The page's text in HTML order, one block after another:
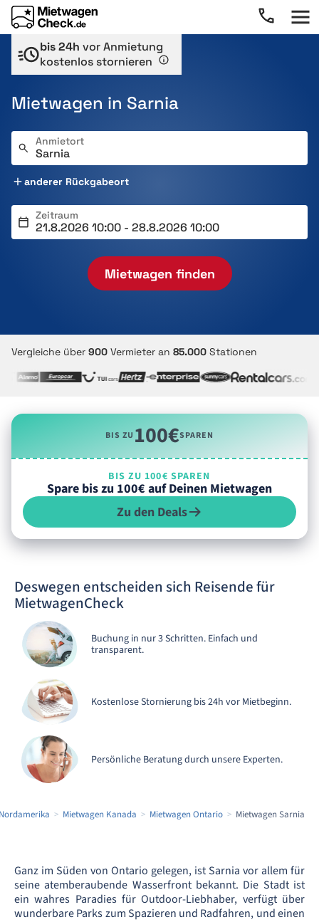
bis 24h vor Anmietung
kostenlos stornieren
Mietwagen in Sarnia
Anmietort
anderer Rückgabeort
Zeitraum
Mietwagen finden
Vergleiche über 900 Vermieter an 85.000 Stationen
BIS ZU100€SPAREN
BIS ZU 100€ SPAREN
Spare bis zu 100€ auf Deinen Mietwagen
Zu den Deals
Deswegen entscheiden sich Reisende für
MietwagenCheck
Buchung in nur 3 Schritten. Einfach und
transparent.
Kostenlose Stornierung bis 24h vor Mietbeginn.
Persönliche Beratung durch unsere Experten.
Mietwagen Kanada Mietwagen Ontario Mietwagen Sarnia
Ganz im Süden von Ontario gelegen, ist Sarnia vor allem für
seine atemberaubende Wasserfront bekannt. Die Stadt ist
ein wahres Paradies für Outdoor-Liebhaber, verfügt über
wunderbare Parks zum Spazieren und Radfahren, und einen